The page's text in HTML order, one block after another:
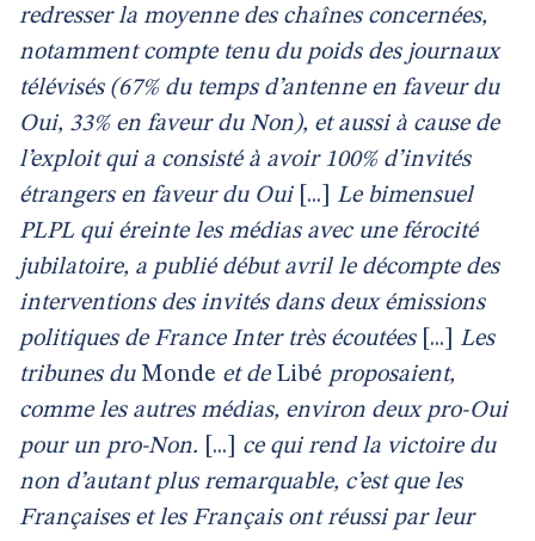
redresser la moyenne des chaînes concernées,
notamment compte tenu du poids des journaux
télévisés (67% du temps d’antenne en faveur du
Oui, 33% en faveur du Non), et aussi à cause de
l’exploit qui a consisté à avoir 100% d’invités
étrangers en faveur du Oui [...] Le bimensuel
PLPL qui éreinte les médias avec une férocité
jubilatoire, a publié début avril le décompte des
interventions des invités dans deux émissions
politiques de France Inter très écoutées [...] Les
tribunes du Monde et de Libé proposaient,
comme les autres médias, environ deux pro-Oui
pour un pro-Non.
[...] ce qui rend la victoire du
non d’autant plus remarquable, c’est que les
Françaises et les Français ont réussi par leur